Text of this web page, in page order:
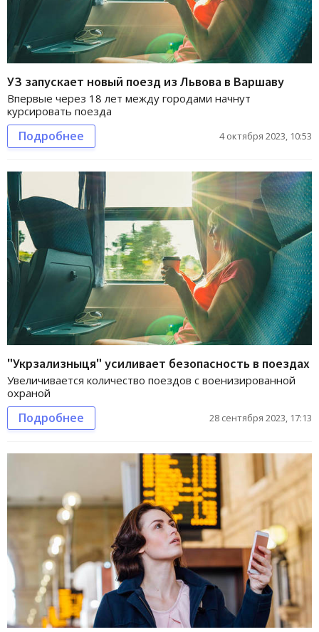
УЗ запускает новый поезд из Львова в Варшаву
Впервые через 18 лет между городами начнут
курсировать поезда
Подробнее 4 октября 2023, 10:53
"Укрзализныця" усиливает безопасность в поездах
Увеличивается количество поездов с военизированной
охраной
Подробнее 28 сентября 2023, 17:13